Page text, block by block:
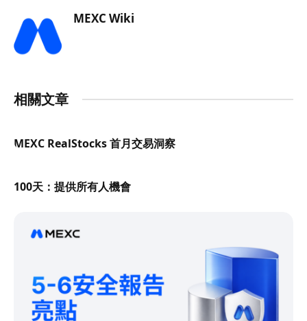
MEXC Wiki
相關文章
MEXC RealStocks 首月交易洞察
100天：提供所有人機會